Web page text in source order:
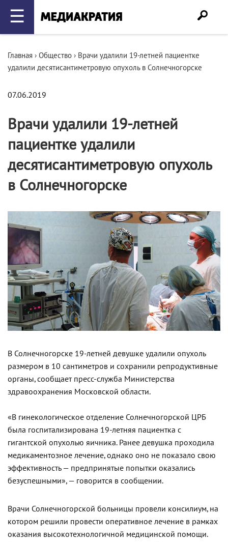
☰
Главная › Общество › Врачи удалили 19-летней пациентке
удалили десятисантиметровую опухоль в Солнечногорске
07.06.2019
Врачи удалили 19-летней
пациентке удалили
десятисантиметровую опухоль
в Солнечногорске
В Солнечногорске 19-летней девушке удалили опухоль
размером в 10 сантиметров и сохранили репродуктивные
органы, сообщает пресс-служба Министерства
здравоохранения Московской области.
«В гинекологическое отделение Солнечногорской ЦРБ
была госпитализирована 19-летняя пациентка с
гигантской опухолью яичника. Ранее девушка проходила
медикаментозное лечение, однако оно не показало свою
эффективность — предпринятые попытки оказались
безуспешными», — говорится в сообщении.
Врачи Солнечногорской больницы провели консилиум, на
котором решили провести оперативное лечение в рамках
оказания высокотехнологичной медицинской помощи.